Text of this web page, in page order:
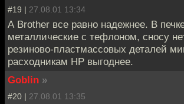
#19 | 27.08.01 13:34
А Brother все равно надежнее. В
металлические с тефлоном, сносу
резиново-пластмассовых деталей
расходникам HP выгоднее.
Goblin »
#20 | 27.08.01 13:35